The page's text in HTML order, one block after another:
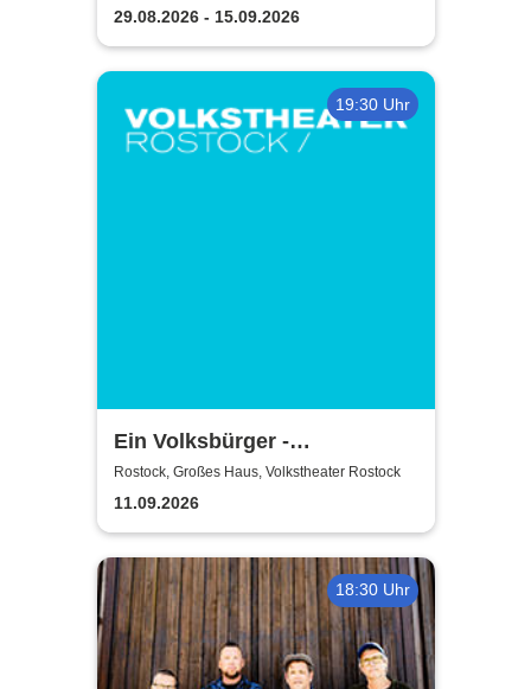
29.08.2026 - 15.09.2026
19:30 Uhr
Ein Volksbürger -
Volkstheater Rostock
Rostock, Großes Haus, Volkstheater Rostock
11.09.2026
18:30 Uhr